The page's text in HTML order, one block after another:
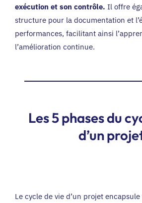
exécution et son contrôle. Il offre
structure pour la documentation et
performances, facilitant ainsi
l’amélioration continue.
Les 5 phases du
d’un
Le cycle de vie d’un projet